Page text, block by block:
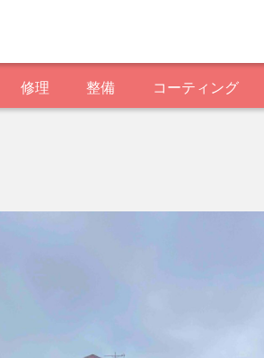
修理 整備 コーティング